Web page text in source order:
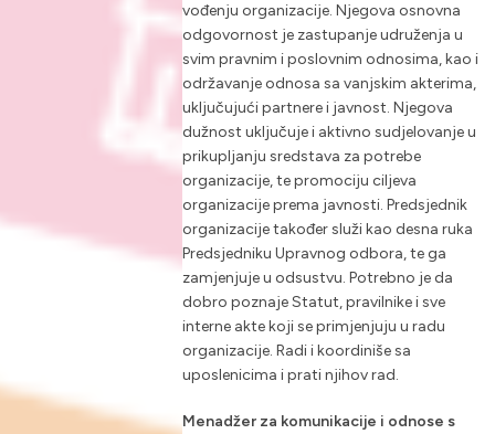
vođenju organizacije. Njegova osnovna
odgovornost je zastupanje udruženja u
svim pravnim i poslovnim odnosima, kao i
održavanje odnosa sa vanjskim akterima,
uključujući partnere i javnost. Njegova
dužnost uključuje i aktivno sudjelovanje u
prikupljanju sredstava za potrebe
organizacije, te promociju ciljeva
organizacije prema javnosti. Predsjednik
organizacije također služi kao desna ruka
Predsjedniku Upravnog odbora, te ga
zamjenjuje u odsustvu. Potrebno je da
dobro poznaje Statut, pravilnike i sve
interne akte koji se primjenjuju u radu
organizacije. Radi i koordiniše sa
uposlenicima i prati njihov rad.
Menadžer za komunikacije i odnose s